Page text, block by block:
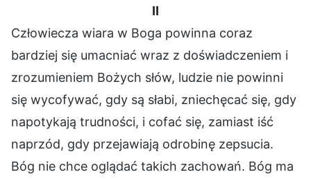
II
Człowiecza wiara w Boga powinna coraz
bardziej się umacniać wraz z doświadczeniem i
zrozumieniem Bożych słów, ludzie nie powinni
się wycofywać, gdy są słabi, zniechęcać się, gdy
napotykają trudności, i cofać się, zamiast iść
naprzód, gdy przejawiają odrobinę zepsucia.
Bóg nie chce oglądać takich zachowań. Bóg ma